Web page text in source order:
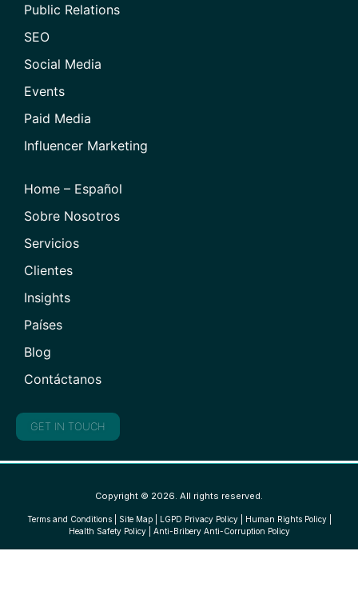
Public Relations
SEO
Social Media
Events
Paid Media
Influencer Marketing
Home – Español
Sobre Nosotros
Servicios
Clientes
Insights
Países
Blog
Contáctanos
GET IN TOUCH
Copyright © 2026. All rights reserved.
Terms and Conditions| Site Map| LGPD Privacy Policy| Human Rights Policy|
Health Safety Policy| Anti-Bribery Anti-Corruption Policy